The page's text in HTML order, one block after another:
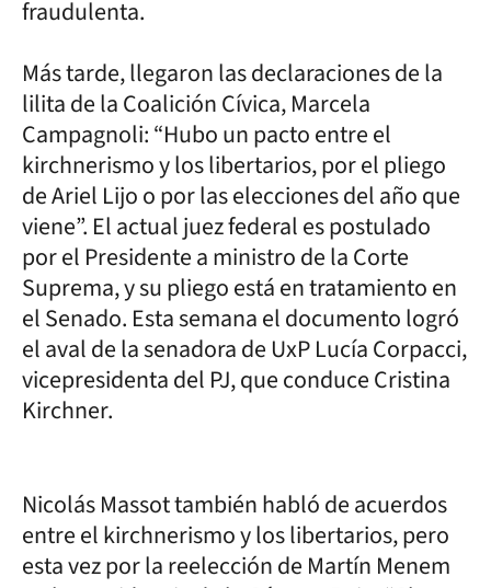
fraudulenta.
Más tarde, llegaron las declaraciones de la
lilita de la Coalición Cívica, Marcela
Campagnoli: “Hubo un pacto entre el
kirchnerismo y los libertarios, por el pliego
de Ariel Lijo o por las elecciones del año que
viene”. El actual juez federal es postulado
por el Presidente a ministro de la Corte
Suprema, y su pliego está en tratamiento en
el Senado. Esta semana el documento logró
el aval de la senadora de UxP Lucía Corpacci,
vicepresidenta del PJ, que conduce Cristina
Kirchner.
Nicolás Massot también habló de acuerdos
entre el kirchnerismo y los libertarios, pero
esta vez por la reelección de Martín Menem